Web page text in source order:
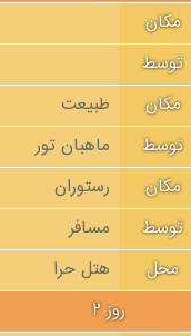
مکان
توسط
مکان
طبیعت
توسط
ماهبان تور
مکان
رستوران
توسط
مسافر
محل
هتل حرا
روز 2